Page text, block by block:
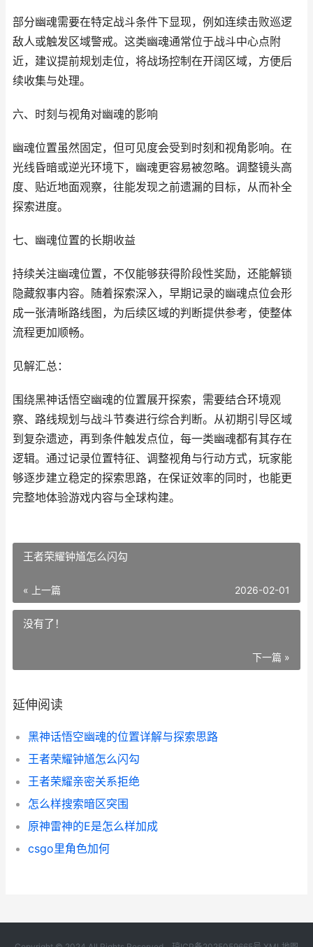
部分幽魂需要在特定战斗条件下显现，例如连续击败巡逻
敌人或触发区域警戒。这类幽魂通常位于战斗中心点附
近，建议提前规划走位，将战场控制在开阔区域，方便后
续收集与处理。
六、时刻与视角对幽魂的影响
幽魂位置虽然固定，但可见度会受到时刻和视角影响。在
光线昏暗或逆光环境下，幽魂更容易被忽略。调整镜头高
度、贴近地面观察，往能发现之前遗漏的目标，从而补全
探索进度。
七、幽魂位置的长期收益
持续关注幽魂位置，不仅能够获得阶段性奖励，还能解锁
隐藏叙事内容。随着探索深入，早期记录的幽魂点位会形
成一张清晰路线图，为后续区域的判断提供参考，使整体
流程更加顺畅。
见解汇总：
围绕黑神话悟空幽魂的位置展开探索，需要结合环境观
察、路线规划与战斗节奏进行综合判断。从初期引导区域
到复杂遗迹，再到条件触发点位，每一类幽魂都有其存在
逻辑。通过记录位置特征、调整视角与行动方式，玩家能
够逐步建立稳定的探索思路，在保证效率的同时，也能更
完整地体验游戏内容与全球构建。
王者荣耀钟馗怎么闪勾
« 上一篇 2026-02-01
没有了！
下一篇 »
延伸阅读
黑神话悟空幽魂的位置详解与探索思路
王者荣耀钟馗怎么闪勾
王者荣耀亲密关系拒绝
怎么样搜索暗区突围
原神雷神的E是怎么样加成
csgo里角色加何